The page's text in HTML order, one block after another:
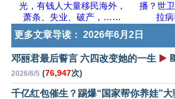
光，有钱人大量移民海外，
萧条、失业、破产，……
播？世
拉
更多文章导读： 2026年6月2日
邓丽君最后誓言 六四改变她的一生 ▶️
2026/6/5 (76,947次)
千亿红包催生？踢爆“国家帮你养娃”大